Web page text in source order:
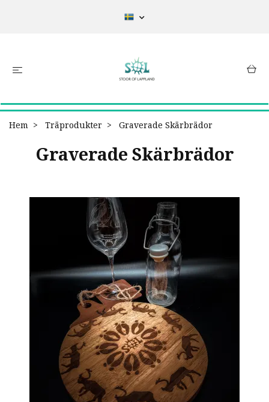
Hem Träprodukter Graverade Skärbrädor
Graverade Skärbrädor